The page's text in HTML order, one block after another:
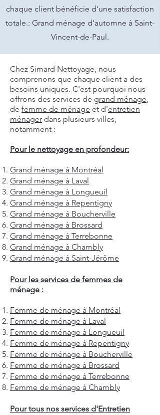
chaque client bénéficie d'une satisfaction
totale.: Grand ménage d'automne à Saint-
Vincent-de-Paul.
Chez Simard Nettoyage, nous
comprenons que chaque client a des
besoins uniques. C'est pourquoi nous
offrons des services de grand ménage,
de femme de ménage et d'entretien
ménager dans plusieurs villes,
notamment :
Pour le nettoyage en profondeur:
Grand ménage à Montréal
Grand ménage à Laval
Grand ménage à Longueuil
Grand ménage à Repentigny
Grand ménage à Boucherville
Grand ménage à Brossard
Grand ménage à Terrebonne
Grand ménage à Chambly
Grand ménage à Saint-Jérôme
Pour les services de femmes de
ménage :
Femme de ménage à Montréal
Femme de ménage à Laval
Femme de ménage à Longueuil
Femme de ménage à Repentigny
Femme de ménage à Boucherville
Femme de ménage à Brossard
Femme de ménage à Terrebonne
Femme de ménage à Chambly
Pour tous nos services d'Entretien